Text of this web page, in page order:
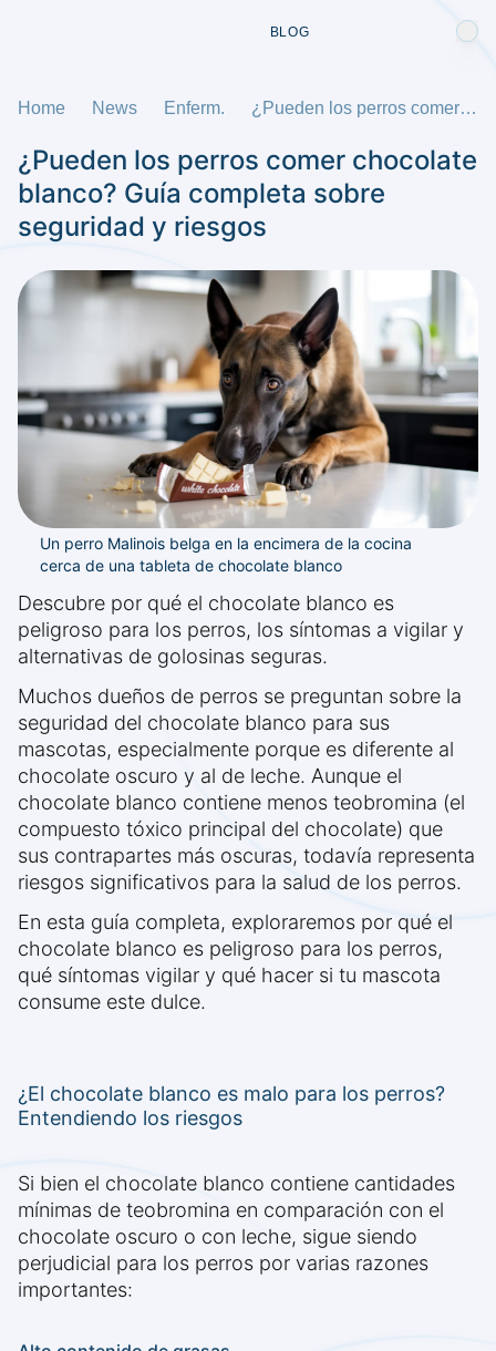
BLOG
Home News Enferm. ¿Pueden los perros comer chocolate blanco? Guía completa sobre seguridad y riesgos
¿Pueden los perros comer chocolate
blanco? Guía completa sobre
seguridad y riesgos
Un perro Malinois belga en la encimera de la cocina
cerca de una tableta de chocolate blanco
Descubre por qué el chocolate blanco es
peligroso para los perros, los síntomas a vigilar y
alternativas de golosinas seguras.
Muchos dueños de perros se preguntan sobre la
seguridad del chocolate blanco para sus
mascotas, especialmente porque es diferente al
chocolate oscuro y al de leche. Aunque el
chocolate blanco contiene menos teobromina (el
compuesto tóxico principal del chocolate) que
sus contrapartes más oscuras, todavía representa
riesgos significativos para la salud de los perros.
En esta guía completa, exploraremos por qué el
chocolate blanco es peligroso para los perros,
qué síntomas vigilar y qué hacer si tu mascota
consume este dulce.
¿El chocolate blanco es malo para los perros?
Entendiendo los riesgos
Si bien el chocolate blanco contiene cantidades
mínimas de teobromina en comparación con el
chocolate oscuro o con leche, sigue siendo
perjudicial para los perros por varias razones
importantes: